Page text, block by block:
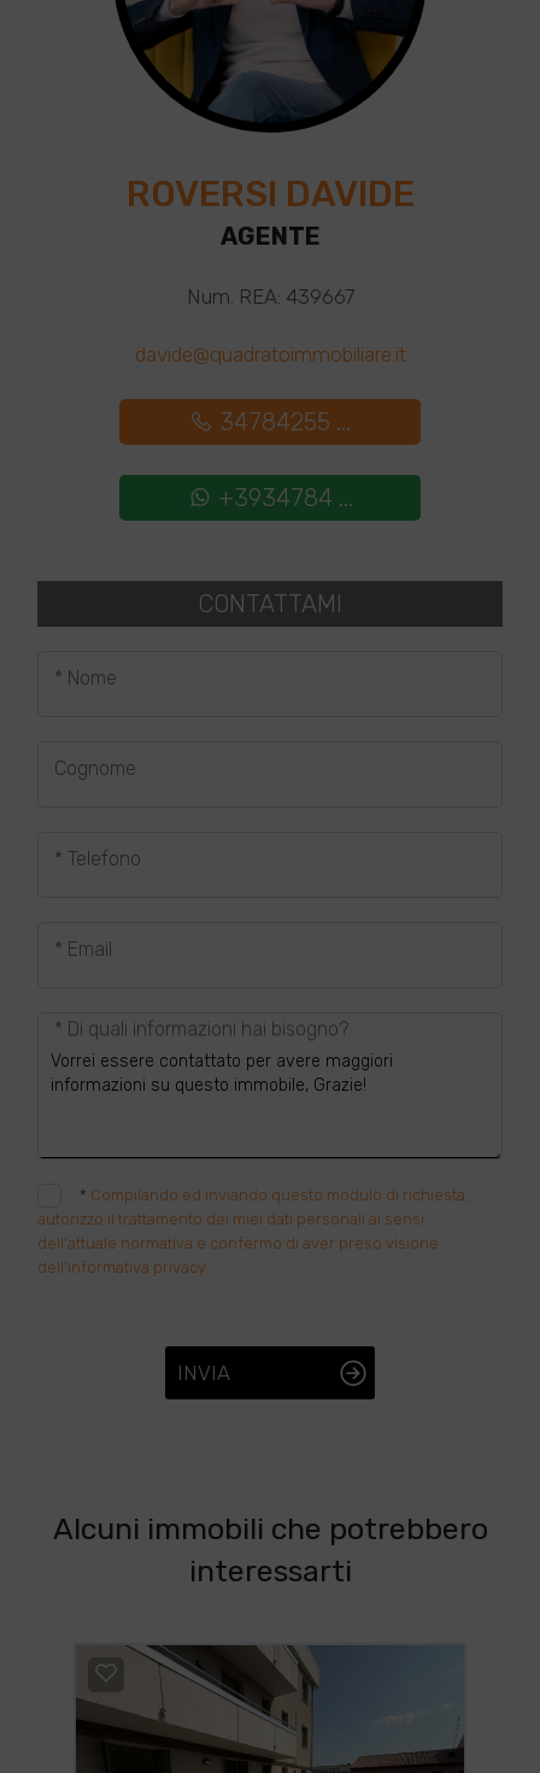
ROVERSI DAVIDE
AGENTE
Num. REA: 439667
davide@quadratoimmobiliare.it
34784255 ...
+3934784 ...
CONTATTAMI
* Nome
Cognome
* Telefono
* Email
* Di quali informazioni hai bisogno?
* Compilando ed inviando questo modulo di richiesta,
autorizzo il trattamento dei miei dati personali ai sensi
dell'attuale normativa e confermo di aver preso visione
dell'informativa privacy.
INVIA
Alcuni immobili che potrebbero
interessarti